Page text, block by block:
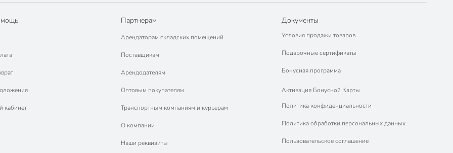
кабинет
Партнерам
Арендаторам складских помещений
Поставщикам
Арендодателям
Оптовым покупателям
Транспортным компаниям и курьерам
О компании
Наши реквизиты
Документы
Условия продажи товаров
Подарочные сертификаты
Бонусная программа
Активация Бонусной Карты
Политика конфиденциальности
Политика обработки персональных данных
Пользовательское соглашение